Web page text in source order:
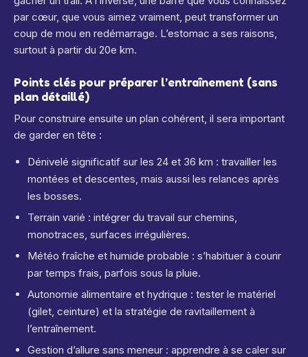
par cœur, que vous aimez vraiment, peut transformer un
coup de mou en redémarrage. L’estomac a ses raisons,
surtout à partir du 20e km.
Points clés pour préparer l’entraînement (sans
plan détaillé)
Pour construire ensuite un plan cohérent, il sera important
de garder en tête :
Dénivelé significatif sur les 24 et 36 km : travailler les
montées et descentes, mais aussi les relances après
les bosses.
Terrain varié : intégrer du travail sur chemins,
monotraces, surfaces irrégulières.
Météo fraîche et humide probable : s’habituer à courir
par temps frais, parfois sous la pluie.
Autonomie alimentaire et hydrique : tester le matériel
(gilet, ceinture) et la stratégie de ravitaillement à
l’entraînement.
Gestion d’allure sans meneur : apprendre à se caler sur